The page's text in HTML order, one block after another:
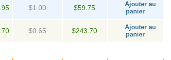
$1.00 $59.75
Ajouter au
panier
$0.65 $243.70
Ajouter au
panier